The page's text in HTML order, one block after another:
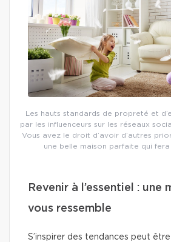
Les hauts standards de propreté et
par les influenceurs sur les réseaux
Vous avez le droit d’avoir d’autres
une belle maison parfaite qui fera
Revenir à l’essentiel : une
vous ressemble
S’inspirer des tendances peut